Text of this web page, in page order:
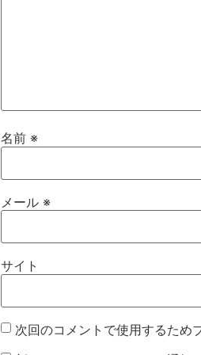
名前 ※
メール ※
サイト
次回のコメントで使用するため